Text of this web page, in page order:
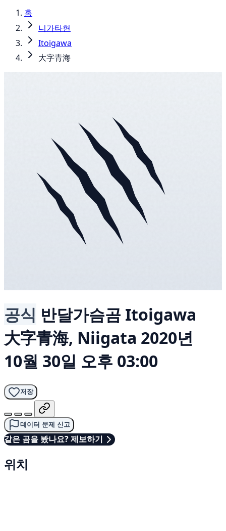
홈
니가타현
Itoigawa
大字青海
공식 반달가슴곰 Itoigawa
大字青海, Niigata 2020년
10월 30일 오후 03:00
저장
데이터 문제 신고
같은 곰을 봤나요? 제보하기
위치